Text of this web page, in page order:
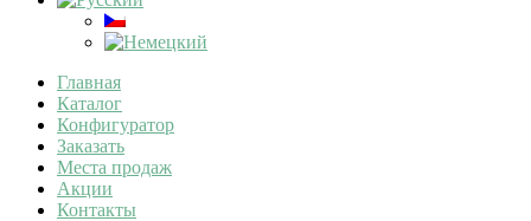
Главная
Каталог
Конфигуратор
Заказать
Места продаж
Акции
Контакты